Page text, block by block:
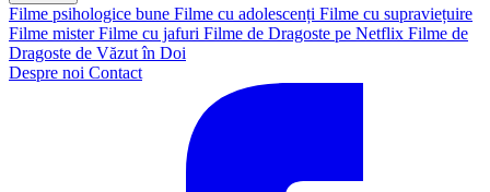
Filme psihologice bune Filme cu adolescenți Filme cu supraviețuire
Filme mister Filme cu jafuri Filme de Dragoste pe Netflix Filme de
Dragoste de Văzut în Doi
Despre noi Contact